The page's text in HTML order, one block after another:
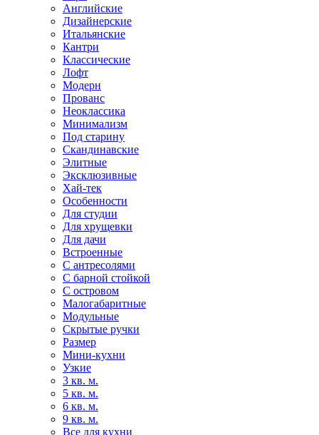
Английские
Дизайнерские
Итальянские
Кантри
Классические
Лофт
Модерн
Прованс
Неоклассика
Минимализм
Под старину
Скандинавские
Элитные
Эксклюзивные
Хай-тек
Особенности
Для студии
Для хрущевки
Для дачи
Встроенные
С антресолями
С барной стойкой
С островом
Малогабаритные
Модульные
Скрытые ручки
Размер
Мини-кухни
Узкие
3 кв. м.
5 кв. м.
6 кв. м.
9 кв. м.
Все для кухни